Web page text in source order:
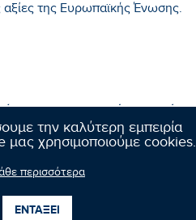
την καλύτερη εμπειρία
μας χρησιμοποιούμε cookies.
περισσότερα
ΕΝΤΑΞΕΙ
αξίες της Ευρωπαϊκής Ένωσης.
της τουρκικής πλευράς;